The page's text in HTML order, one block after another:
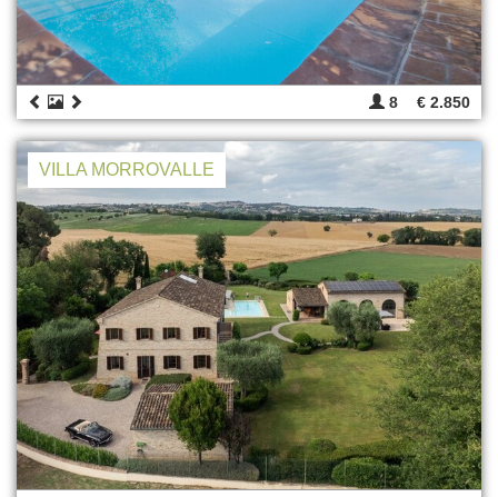
8 € 2.850
VILLA MORROVALLE